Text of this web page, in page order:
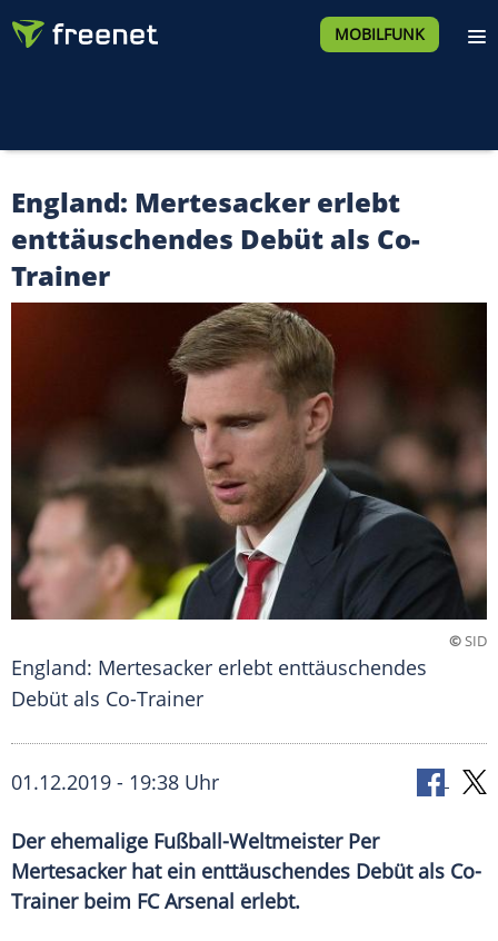
MOBILFUNK
England: Mertesacker erlebt
enttäuschendes Debüt als Co-
Trainer
©SID
England: Mertesacker erlebt enttäuschendes
Debüt als Co-Trainer
01.12.2019 - 19:38 Uhr
Der ehemalige Fußball-Weltmeister Per
Mertesacker hat ein enttäuschendes Debüt als Co-
Trainer beim FC Arsenal erlebt.